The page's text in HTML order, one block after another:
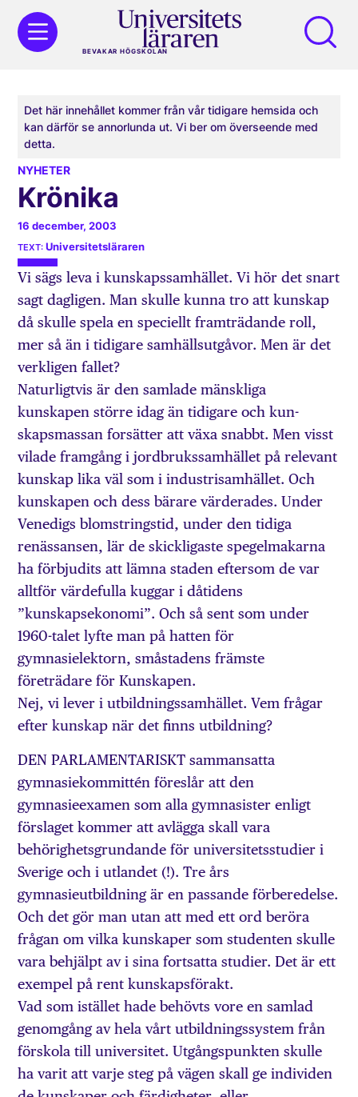
BEVAKAR HÖGSKOLAN
Det här innehållet kommer från vår tidigare hemsida och
kan därför se annorlunda ut. Vi ber om överseende med
detta.
NYHETER
Krönika
16 december, 2003
Universitetsläraren
Vi sägs leva i kunskapssamhället. Vi hör det snart
sagt dagligen. Man skulle kunna tro att kunskap
då skulle spela en speciellt framträdande roll,
mer så än i tidigare samhällsutgåvor. Men är det
verkligen fallet?
Naturligtvis är den samlade mänskliga
kunskapen större idag än tidigare och kun-
skapsmassan forsätter att växa snabbt. Men visst
vilade framgång i jordbrukssamhället på relevant
kunskap lika väl som i industrisamhället. Och
kunskapen och dess bärare värderades. Under
Venedigs blomstringstid, under den tidiga
renässansen, lär de skickligaste spegelmakarna
ha förbjudits att lämna staden eftersom de var
alltför värdefulla kuggar i dåtidens
”kunskapsekonomi”. Och så sent som under
1960-talet lyfte man på hatten för
gymnasielektorn, småstadens främste
företrädare för Kunskapen.
Nej, vi lever i utbildningssamhället. Vem frågar
efter kunskap när det finns utbildning?
DEN PARLAMENTARISKT sammansatta
gymnasiekommittén föreslår att den
gymnasieexamen som alla gymnasister enligt
förslaget kommer att avlägga skall vara
behörighetsgrundande för universitetsstudier i
Sverige och i utlandet (!). Tre års
gymnasieutbildning är en passande förberedelse.
Och det gör man utan att med ett ord beröra
frågan om vilka kunskaper som studenten skulle
vara behjälpt av i sina fortsatta studier. Det är ett
exempel på rent kunskapsförakt.
Vad som istället hade behövts vore en samlad
genomgång av hela vårt utbildningssystem från
förskola till universitet. Utgångspunkten skulle
ha varit att varje steg på vägen skall ge individen